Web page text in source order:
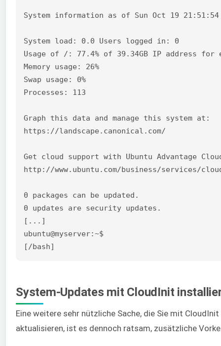
System information as of Sun Oct 19 21:51:54
System load: 0.0 Users logged in: 0
Usage of /: 77.4% of 39.34GB IP address for
Memory usage: 26%
Swap usage: 0%
Processes: 113
Graph this data and manage this system at:
https://landscape.canonical.com/
Get cloud support with Ubuntu Advantage
http://www.ubuntu.com/business/services/
0 packages can be updated.
0 updates are security updates.
[...]
ubuntu@myserver:~$
[/bash]
System-Updates mit CloudInit
Eine weitere sehr nützliche Sache, die Sie mit
aktualisieren, ist es dennoch ratsam, zusätzliche